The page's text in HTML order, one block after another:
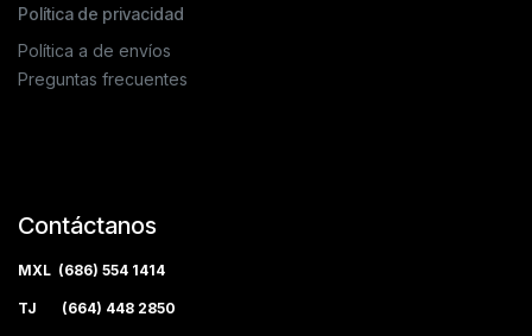
Política de privacidad
Política a de envíos
Preguntas frecuentes
Contáctanos
MXL (686) 554 1414
TJ (664) 448 2850